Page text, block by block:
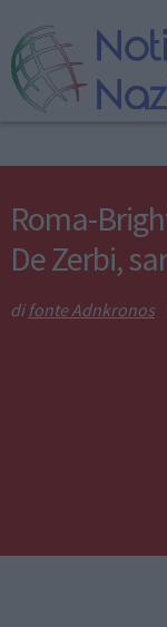
Roma-
De Zerbi,
fonte Adnkronos